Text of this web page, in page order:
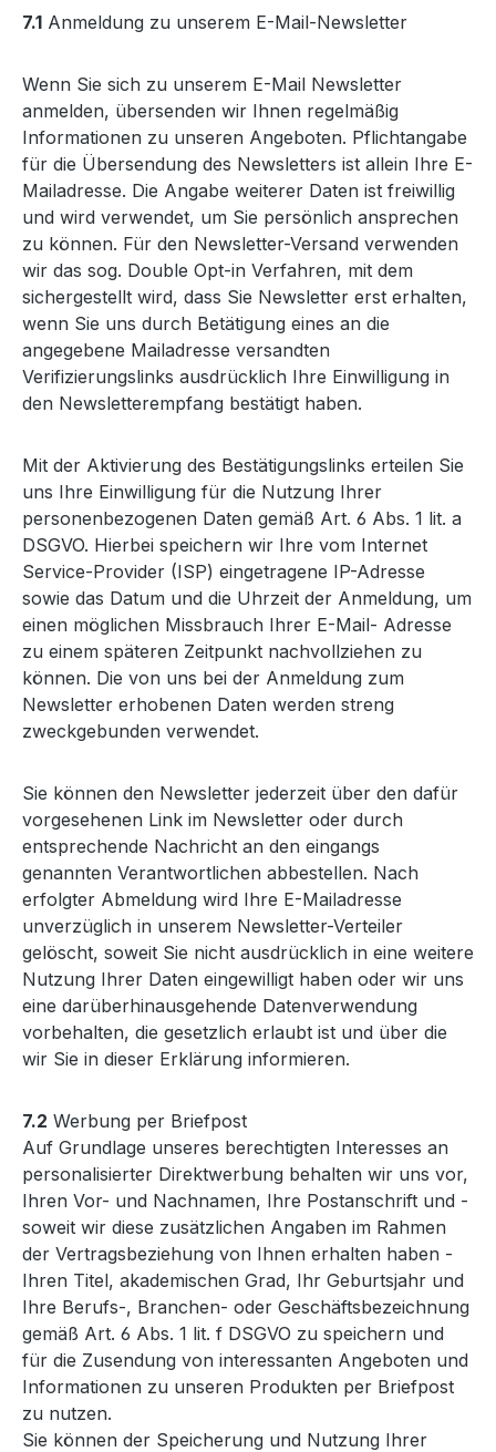
7.1 Anmeldung zu unserem E-Mail-Newsletter
Wenn Sie sich zu unserem E-Mail Newsletter
anmelden, übersenden wir Ihnen regelmäßig
Informationen zu unseren Angeboten. Pflichtangabe
für die Übersendung des Newsletters ist allein Ihre E-
Mailadresse. Die Angabe weiterer Daten ist freiwillig
und wird verwendet, um Sie persönlich ansprechen
zu können. Für den Newsletter-Versand verwenden
wir das sog. Double Opt-in Verfahren, mit dem
sichergestellt wird, dass Sie Newsletter erst erhalten,
wenn Sie uns durch Betätigung eines an die
angegebene Mailadresse versandten
Verifizierungslinks ausdrücklich Ihre Einwilligung in
den Newsletterempfang bestätigt haben.
Mit der Aktivierung des Bestätigungslinks erteilen Sie
uns Ihre Einwilligung für die Nutzung Ihrer
personenbezogenen Daten gemäß Art. 6 Abs. 1 lit. a
DSGVO. Hierbei speichern wir Ihre vom Internet
Service-Provider (ISP) eingetragene IP-Adresse
sowie das Datum und die Uhrzeit der Anmeldung, um
einen möglichen Missbrauch Ihrer E-Mail- Adresse
zu einem späteren Zeitpunkt nachvollziehen zu
können. Die von uns bei der Anmeldung zum
Newsletter erhobenen Daten werden streng
zweckgebunden verwendet.
Sie können den Newsletter jederzeit über den dafür
vorgesehenen Link im Newsletter oder durch
entsprechende Nachricht an den eingangs
genannten Verantwortlichen abbestellen. Nach
erfolgter Abmeldung wird Ihre E-Mailadresse
unverzüglich in unserem Newsletter-Verteiler
gelöscht, soweit Sie nicht ausdrücklich in eine weitere
Nutzung Ihrer Daten eingewilligt haben oder wir uns
eine darüberhinausgehende Datenverwendung
vorbehalten, die gesetzlich erlaubt ist und über die
wir Sie in dieser Erklärung informieren.
7.2 Werbung per Briefpost
Auf Grundlage unseres berechtigten Interesses an
personalisierter Direktwerbung behalten wir uns vor,
Ihren Vor- und Nachnamen, Ihre Postanschrift und -
soweit wir diese zusätzlichen Angaben im Rahmen
der Vertragsbeziehung von Ihnen erhalten haben -
Ihren Titel, akademischen Grad, Ihr Geburtsjahr und
Ihre Berufs-, Branchen- oder Geschäftsbezeichnung
gemäß Art. 6 Abs. 1 lit. f DSGVO zu speichern und
für die Zusendung von interessanten Angeboten und
Informationen zu unseren Produkten per Briefpost
zu nutzen.
Sie können der Speicherung und Nutzung Ihrer